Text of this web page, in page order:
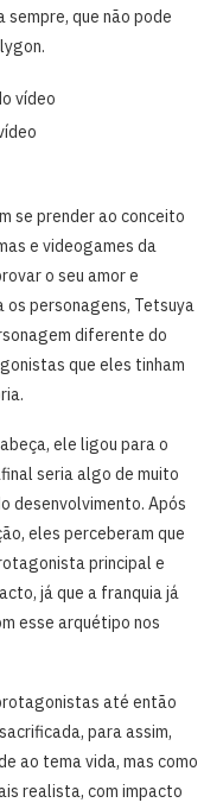
que não pode
se prender ao conceito
e videogames da
o seu amor e
os personagens, Tetsuya
diferente do
que eles tinham
ele ligou para o
seria algo de muito
desenvolvimento. Após
eles perceberam que
principal e
já que a franquia já
esse arquétipo nos
até então
para assim,
ao tema vida, mas como
realista, com impacto